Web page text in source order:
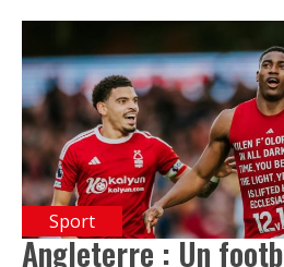
Sport
Angleterre : Un